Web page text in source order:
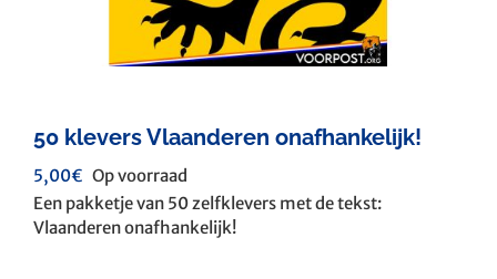
50 klevers Vlaanderen onafhankelijk!
5,00€ Op voorraad
Een pakketje van 50 zelfklevers met de tekst:
Vlaanderen onafhankelijk!